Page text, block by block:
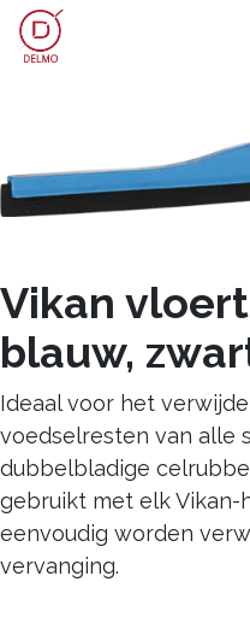
OVERSLAAN NAAR INHOUD
Vikan
blauw,
Ideaal voor het
voedselresten van alle
dubbelbladige
gebruikt met elk Vikan-
eenvoudig worden
vervanging.